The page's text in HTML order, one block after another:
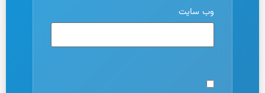
وب‌ سایت